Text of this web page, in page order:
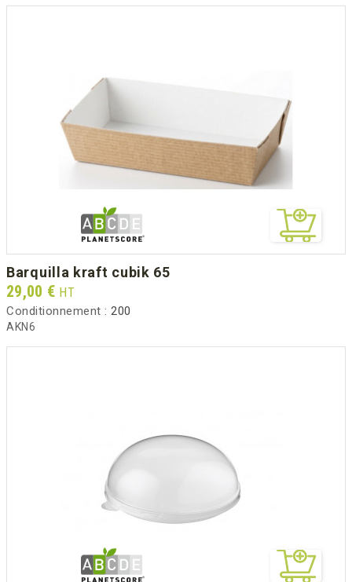
barquilla kraft cubik 65
Prix
29,00 € HT
Conditionnement : 200
AKN6